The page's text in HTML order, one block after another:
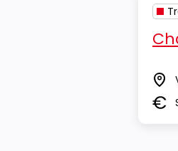
Lieu